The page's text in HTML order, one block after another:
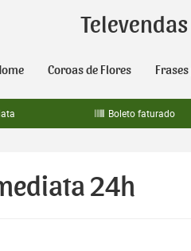
Coroas de Flores
Boleto faturado
24h